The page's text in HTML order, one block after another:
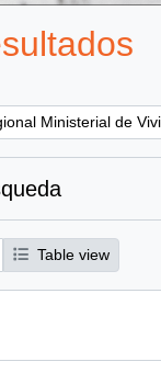
Ministerial de
Table view